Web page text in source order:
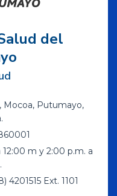
del
Mocoa, Putumayo,
m y 2:00 p.m. a
4201515 Ext. 1101